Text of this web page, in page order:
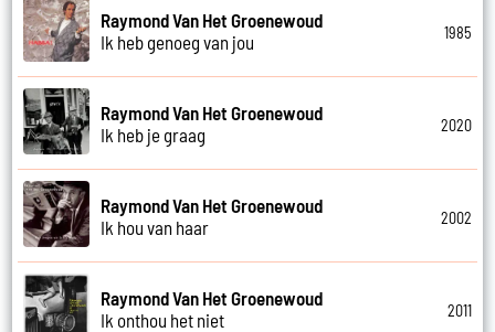
Raymond Van Het Groenewoud
Ik heb genoeg van jou
1985
Raymond Van Het Groenewoud
Ik heb je graag
2020
Raymond Van Het Groenewoud
Ik hou van haar
2002
Raymond Van Het Groenewoud
Ik onthou het niet
2011